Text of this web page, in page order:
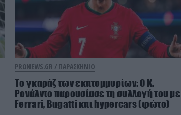
PRONEWS.GR / ΠΑΡΑΣΚΗΝΙΟ
Το γκαράζ των εκατομμυρίων: Ο Κ.
Ρονάλντο παρουσίασε τη συλλογή του με
Ferrari, Bugatti και hypercars (φώτο)